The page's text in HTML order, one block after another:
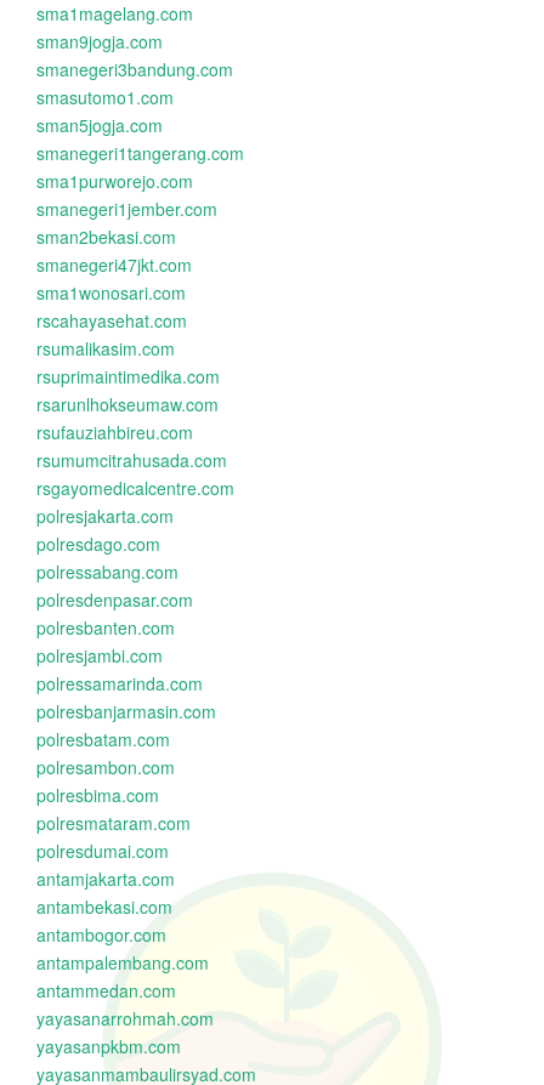
sma1magelang.com
sman9jogja.com
smanegeri3bandung.com
smasutomo1.com
sman5jogja.com
smanegeri1tangerang.com
sma1purworejo.com
smanegeri1jember.com
sman2bekasi.com
smanegeri47jkt.com
sma1wonosari.com
rscahayasehat.com
rsumalikasim.com
rsuprimaintimedika.com
rsarunlhokseumaw.com
rsufauziahbireu.com
rsumumcitrahusada.com
rsgayomedicalcentre.com
polresjakarta.com
polresdago.com
polressabang.com
polresdenpasar.com
polresbanten.com
polresjambi.com
polressamarinda.com
polresbanjarmasin.com
polresbatam.com
polresambon.com
polresbima.com
polresmataram.com
polresdumai.com
antamjakarta.com
antambekasi.com
antambogor.com
antampalembang.com
antammedan.com
yayasanarrohmah.com
yayasanpkbm.com
yayasanmambaulirsyad.com